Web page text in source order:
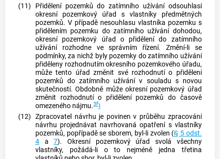
(11)
Přidělení pozemků do zatímního užívání odsouhlasí
okresní pozemkový úřad s vlastníky předmětných
pozemků. V případě nesouhlasu vlastníka pozemku s
přidělením pozemku do zatímního užívání dohodou,
okresní pozemkový úřad o přidělení do zatímního
užívání rozhodne ve správním řízení. Změní-li se
podmínky, za nichž byly pozemky do zatímního užívání
přiděleny rozhodnutím okresního pozemkového úřadu,
může tento úřad změnit své rozhodnutí o přidělení
pozemků do zatímního užívání v souladu s novou
skutečností. Obdobně může okresní pozemkový úřad
změnit rozhodnutí o přidělení pozemků do časově
omezeného nájmu.3f)
(12) Zpracovatel návrhu je povinen v průběhu zpracování
návrhu projednávat navrhovaná opatření s vlastníky
pozemků, popřípadě se sborem, byl-li zvolen (§ 5 odst.
4a7). Okresní pozemkový úřad svolá všechny
vlastníky, požádá-li o to nejméně jedna třetina